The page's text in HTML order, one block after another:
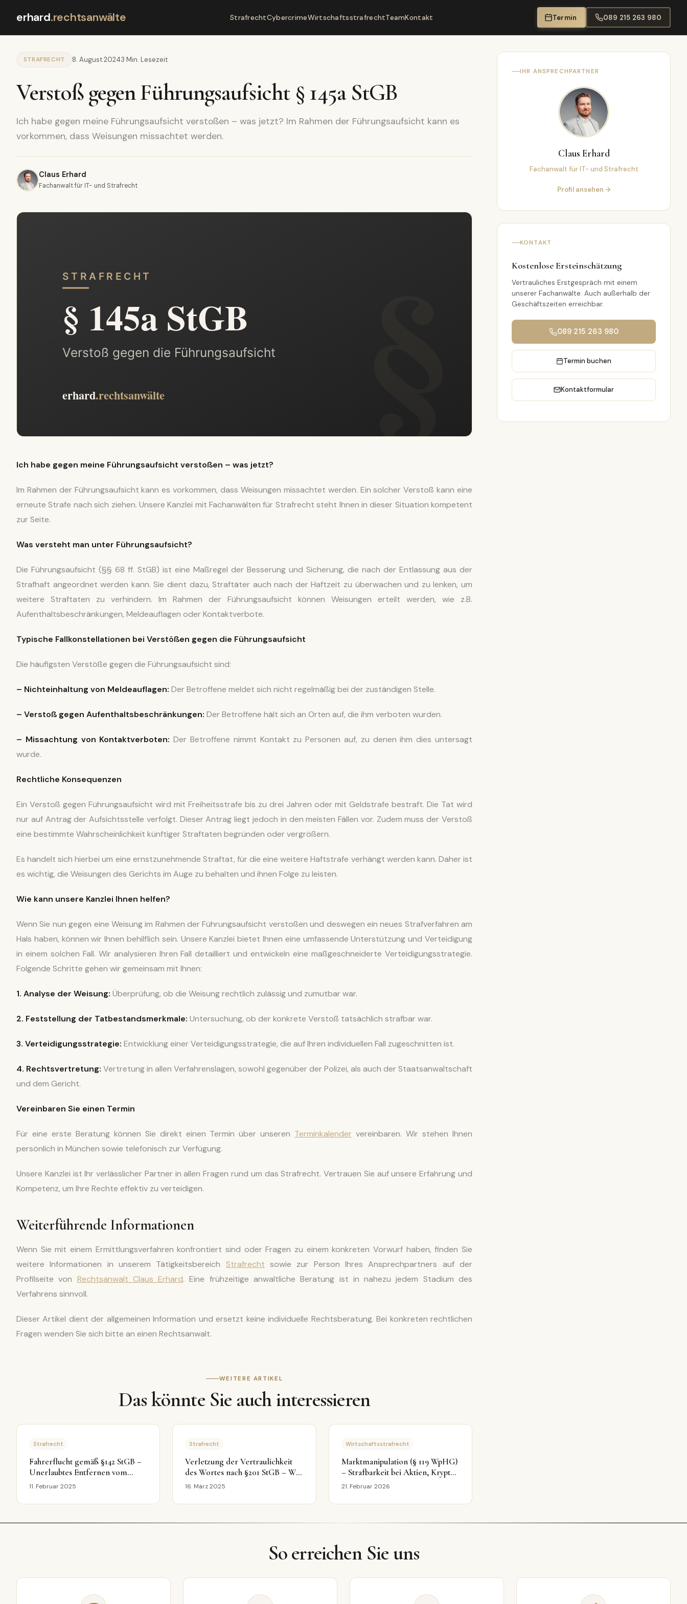
erhard.rechtsanwälte StrafrechtCybercrimeWirtschaftsstrafrechtTeamKontakt Termin 089 215 263 980
STRAFRECHT 8. August 20243 Min. Lesezeit
Verstoß gegen Führungsaufsicht § 145a StGB
Ich habe gegen meine Führungsaufsicht verstoßen – was jetzt? Im Rahmen der Führungsaufsicht kann es
vorkommen, dass Weisungen missachtet werden.
Claus Erhard
Fachanwalt für IT- und Strafrecht
Ich habe gegen meine Führungsaufsicht verstoßen – was jetzt?
Im Rahmen der Führungsaufsicht kann es vorkommen, dass Weisungen missachtet werden. Ein solcher Verstoß kann eine
erneute Strafe nach sich ziehen. Unsere Kanzlei mit Fachanwälten für Strafrecht steht Ihnen in dieser Situation kompetent
zur Seite.
Was versteht man unter Führungsaufsicht?
Die Führungsaufsicht (§§ 68 ff. StGB) ist eine Maßregel der Besserung und Sicherung, die nach der Entlassung aus der
Strafhaft angeordnet werden kann. Sie dient dazu, Straftäter auch nach der Haftzeit zu überwachen und zu lenken, um
weitere Straftaten zu verhindern. Im Rahmen der Führungsaufsicht können Weisungen erteilt werden, wie z.B.
Aufenthaltsbeschränkungen, Meldeauflagen oder Kontaktverbote.
Typische Fallkonstellationen bei Verstößen gegen die Führungsaufsicht
Die häufigsten Verstöße gegen die Führungsaufsicht sind:
– Nichteinhaltung von Meldeauflagen: Der Betroffene meldet sich nicht regelmäßig bei der zuständigen Stelle.
– Verstoß gegen Aufenthaltsbeschränkungen: Der Betroffene hält sich an Orten auf, die ihm verboten wurden.
– Missachtung von Kontaktverboten: Der Betroffene nimmt Kontakt zu Personen auf, zu denen ihm dies untersagt
wurde.
Rechtliche Konsequenzen
Ein Verstoß gegen Führungsaufsicht wird mit Freiheitsstrafe bis zu drei Jahren oder mit Geldstrafe bestraft. Die Tat wird
nur auf Antrag der Aufsichtsstelle verfolgt. Dieser Antrag liegt jedoch in den meisten Fällen vor. Zudem muss der Verstoß
eine bestimmte Wahrscheinlichkeit künftiger Straftaten begründen oder vergrößern.
Es handelt sich hierbei um eine ernstzunehmende Straftat, für die eine weitere Haftstrafe verhängt werden kann. Daher ist
es wichtig, die Weisungen des Gerichts im Auge zu behalten und ihnen Folge zu leisten.
Wie kann unsere Kanzlei Ihnen helfen?
Wenn Sie nun gegen eine Weisung im Rahmen der Führungsaufsicht verstoßen und deswegen ein neues Strafverfahren am
Hals haben, können wir Ihnen behilflich sein. Unsere Kanzlei bietet Ihnen eine umfassende Unterstützung und Verteidigung
in einem solchen Fall. Wir analysieren Ihren Fall detailliert und entwickeln eine maßgeschneiderte Verteidigungsstrategie.
Folgende Schritte gehen wir gemeinsam mit Ihnen:
1. Analyse der Weisung: Überprüfung, ob die Weisung rechtlich zulässig und zumutbar war.
2. Feststellung der Tatbestandsmerkmale: Untersuchung, ob der konkrete Verstoß tatsächlich strafbar war.
3. Verteidigungsstrategie: Entwicklung einer Verteidigungsstrategie, die auf Ihren individuellen Fall zugeschnitten ist.
4. Rechtsvertretung: Vertretung in allen Verfahrenslagen, sowohl gegenüber der Polizei, als auch der Staatsanwaltschaft
und dem Gericht.
Vereinbaren Sie einen Termin
Für eine erste Beratung können Sie direkt einen Termin über unseren Terminkalender vereinbaren. Wir stehen Ihnen
persönlich in München sowie telefonisch zur Verfügung.
Unsere Kanzlei ist Ihr verlässlicher Partner in allen Fragen rund um das Strafrecht. Vertrauen Sie auf unsere Erfahrung und
Kompetenz, um Ihre Rechte effektiv zu verteidigen.
Weiterführende Informationen
Wenn Sie mit einem Ermittlungsverfahren konfrontiert sind oder Fragen zu einem konkreten Vorwurf haben, finden Sie
weitere Informationen in unserem Tätigkeitsbereich Strafrecht sowie zur Person Ihres Ansprechpartners auf der
Profilseite von Rechtsanwalt Claus Erhard. Eine frühzeitige anwaltliche Beratung ist in nahezu jedem Stadium des
Verfahrens sinnvoll.
Dieser Artikel dient der allgemeinen Information und ersetzt keine individuelle Rechtsberatung. Bei konkreten rechtlichen
Fragen wenden Sie sich bitte an einen Rechtsanwalt.
WEITERE ARTIKEL
Das könnte Sie auch interessieren
Strafrecht
Fahrerflucht gemäß §142 StGB –
Unerlaubtes Entfernen vom
Unfallort: Was Sie wissen müssen
11. Februar 2025
Strafrecht
Verletzung der Vertraulichkeit
des Wortes nach §201 StGB – Was
Sie wissen müssen
16. März 2025
Wirtschaftsstrafrecht
Marktmanipulation (§ 119 WpHG)
– Strafbarkeit bei Aktien, Krypto
& Trading-Strategien
21. Februar 2026
IHR ANSPRECHPARTNER
Claus Erhard
Fachanwalt für IT- und Strafrecht
Profil ansehen →
KONTAKT
Kostenlose Ersteinschätzung
Vertrauliches Erstgespräch mit einem
unserer Fachanwälte. Auch außerhalb der
Geschäftszeiten erreichbar.
089 215 263 980
Termin buchen
Kontaktformular
So erreichen Sie uns